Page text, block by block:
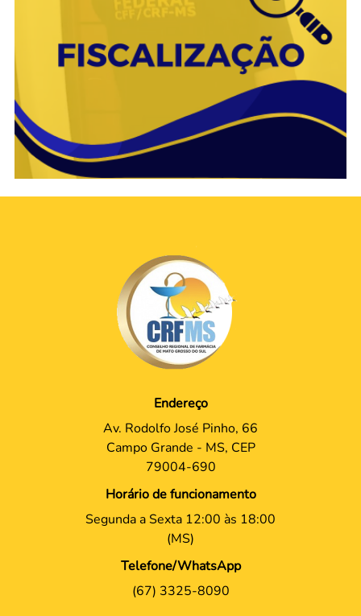
Endereço
Av. Rodolfo José Pinho, 66
Campo Grande - MS, CEP
79004-690
Horário de funcionamento
Segunda a Sexta 12:00 às 18:00
(MS)
Telefone/WhatsApp
(67) 3325-8090